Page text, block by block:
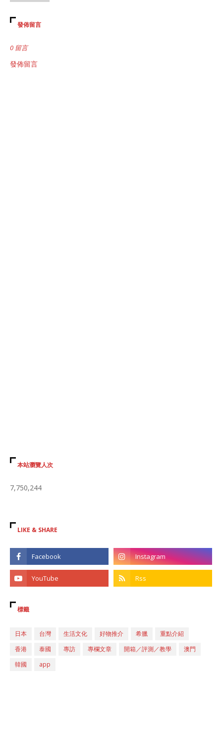
發佈留言
0 留言
發佈留言
本站瀏覽人次
7,750,244
LIKE & SHARE
標籤
日本 台灣 生活文化 好物推介 希臘
重點介紹
香港
泰國 專訪 專欄文章 開箱／評測／教學
澳門
韓國
app